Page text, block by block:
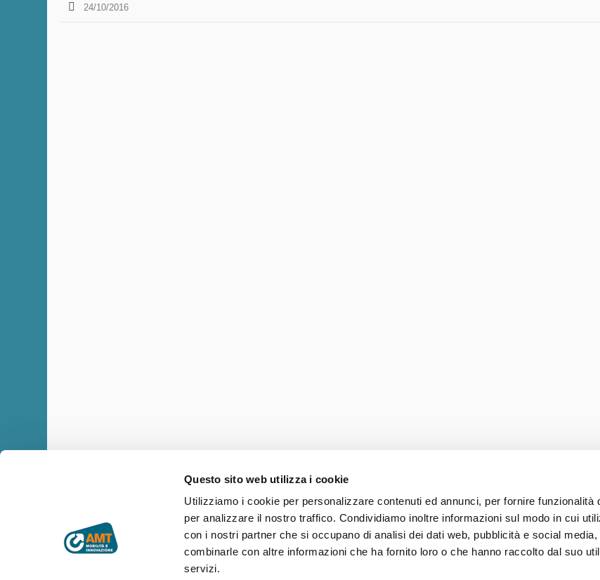
Questo sito web utilizza i cookie
Utilizziamo i cookie per personalizzare contenuti ed annunci, per fornire funzionalità
per analizzare il nostro traffico. Condividiamo inoltre informazioni sul modo in cui
con i nostri partner che si occupano di analisi dei dati web, pubblicità e social media,
combinarle con altre informazioni che ha fornito loro o che hanno raccolto dal suo
servizi.
24/10/2016
Copyright © AMT Azienda Mobilità e Trasporti S.p.A.
Sede legale: via Montaldo 2, 16137 Genova
Codice fiscale, P.IVA e n° iscrizione Registro Imprese di Genova 037 839 30 104
Capitale sociale € 29.521.464,00 i.v.
Photo credits